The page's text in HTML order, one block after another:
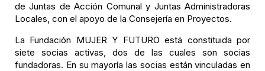
de Juntas de Acción Comunal y Juntas Administradoras
Locales, con el apoyo de la Consejería en Proyectos.
La Fundación MUJER Y FUTURO está constituida por
siete socias activas, dos de las cuales son socias
fundadoras. En su mayoría las socias están vinculadas en